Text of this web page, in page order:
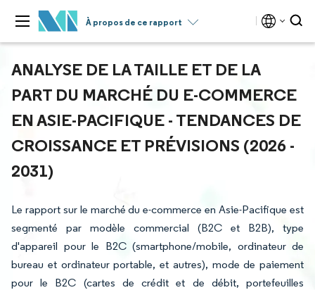
À propos de ce rapport
ANALYSE DE LA TAILLE ET DE LA
PART DU MARCHÉ DU E-COMMERCE
EN ASIE-PACIFIQUE - TENDANCES DE
CROISSANCE ET PRÉVISIONS (2026 -
2031)
Le rapport sur le marché du e-commerce en Asie-Pacifique est
segmenté par modèle commercial (B2C et B2B), type
d'appareil pour le B2C (smartphone/mobile, ordinateur de
bureau et ordinateur portable, et autres), mode de paiement
pour le B2C (cartes de crédit et de débit, portefeuilles